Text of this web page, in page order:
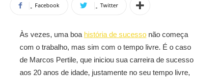
Facebook Twitter
Às vezes, uma boa história de sucesso não começa
com o trabalho, mas sim com o tempo livre. É o caso
de Marcos Pertile, que iniciou sua carreira de sucesso
aos 20 anos de idade, justamente no seu tempo livre,